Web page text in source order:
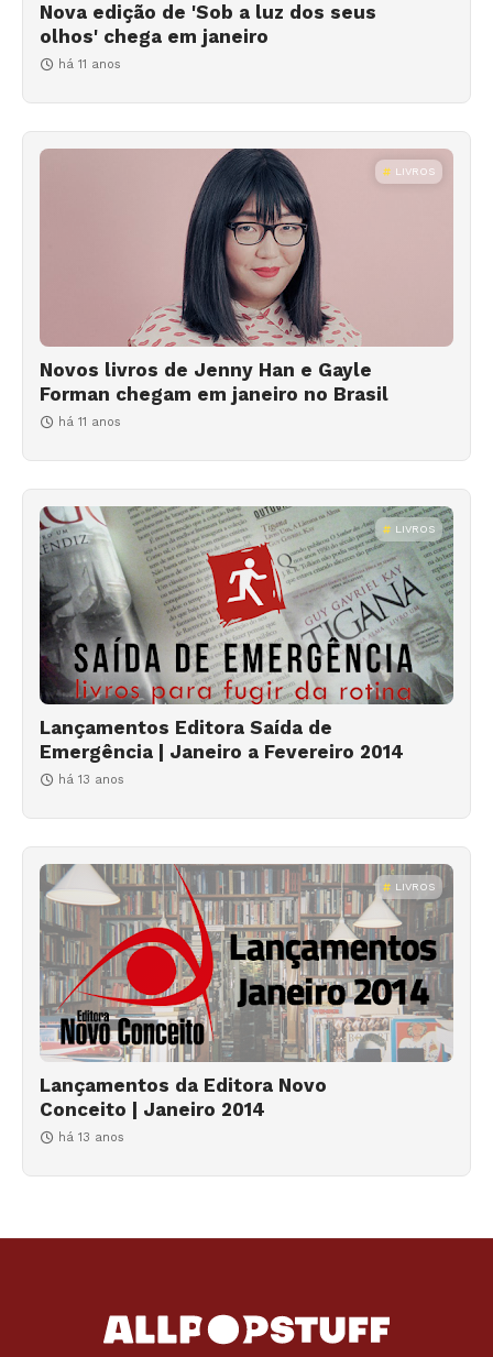
Nova edição de 'Sob a luz dos seus
olhos' chega em janeiro
há 11 anos
LIVROS
Novos livros de Jenny Han e Gayle
Forman chegam em janeiro no Brasil
há 11 anos
LIVROS
Lançamentos Editora Saída de
Emergência | Janeiro a Fevereiro 2014
há 13 anos
LIVROS
Lançamentos da Editora Novo
Conceito | Janeiro 2014
há 13 anos